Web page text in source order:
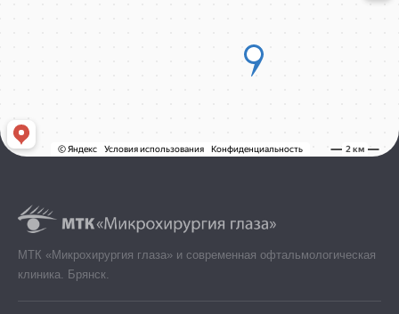
МТК «Микрохирургия глаза» и современная офтальмологическая
клиника. Брянск.